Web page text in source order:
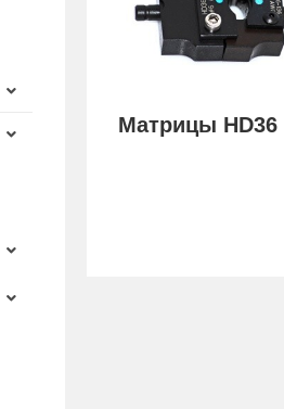
Матрицы HD36